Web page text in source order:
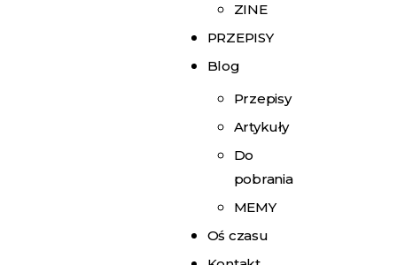
ZINE
PRZEPISY
Blog
Przepisy
Artykuły
Do
pobrania
MEMY
Oś czasu